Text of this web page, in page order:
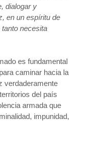
dialogar y
en un espíritu de
necesita
es fundamental
caminar hacia la
verdaderamente
del país
armada que
impunidad,